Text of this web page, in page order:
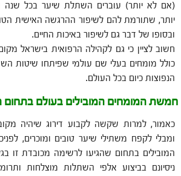
(אם לא יותר) עוברים השתלת שיער בכל שנה
יותר, שתורמת להם לשיפור ההרגשה האישית
ובסופו של דבר גם לשיפור באיכות החיים.
חשוב לציין כי גם לקהילה הרפואית בישראל
כולל מומחים בעלי שם עולמי שפיתחו שיטות
הנפוצות כיום בכל העולם.
חמשת המומחים המובילים בעולם
כאמור, למרות שקשה לקבוע דירוג שיהיה
ומבלי לקפח משתילי שיער טובים ומוכרים,
המובילים בתחום שהגיעו לרשימה מכובדת זו
ניסיונם בביצוע אלפי השתלות מוצלחות